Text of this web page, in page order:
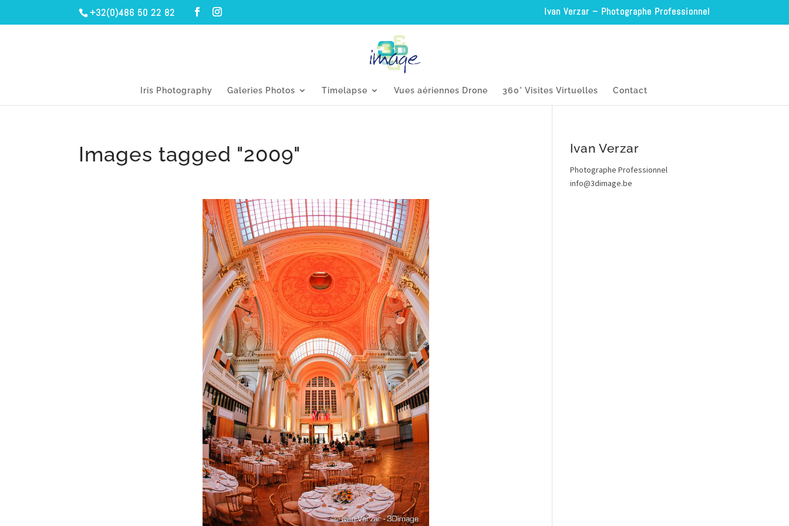
+32(0)486 50 22 82 Ivan Verzar – Photographe Professionnel
Iris Photography Galeries Photos Timelapse Vues aériennes Drone 360° Visites Virtuelles Contact
Images tagged "2009" Ivan Verzar
Photographe Professionnel
info@3dimage.be